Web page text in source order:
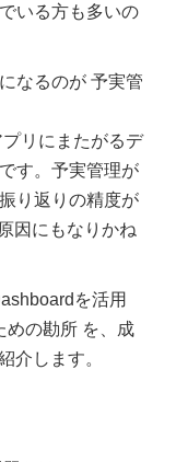
いる方も多いの
なるのが 予実管
リにまたがるデ
す。予実管理が
り返りの精度が
因にもなりかね
を活用
めの勘所 を、成
介します。